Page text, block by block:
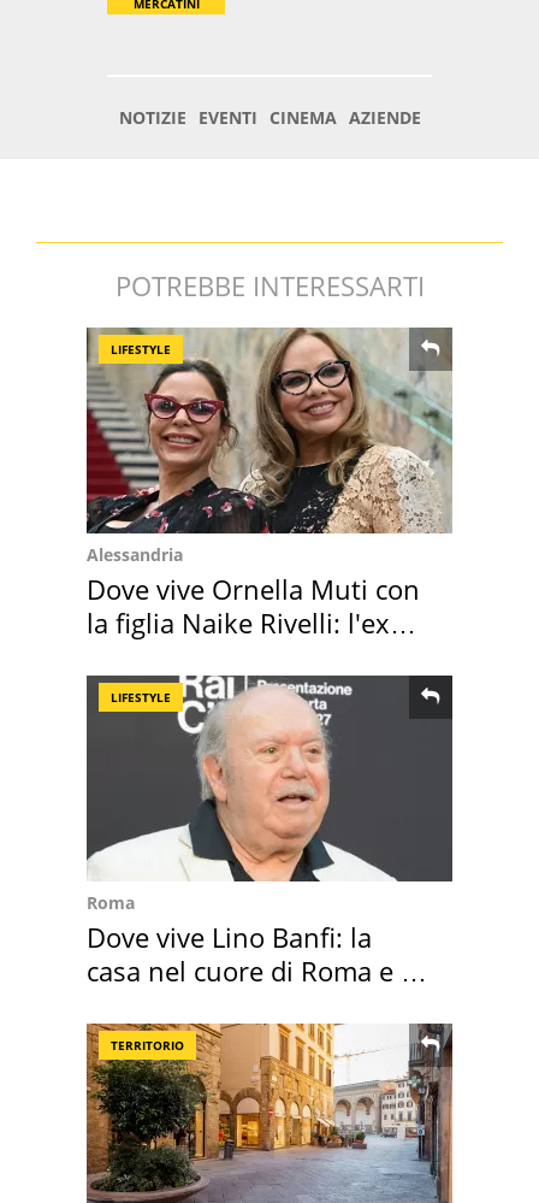
POTREBBE INTERESSARTI
LIFESTYLE
Alessandria
Dove vive Ornella Muti con
la figlia Naike Rivelli: l'ex
LIFESTYLE
Roma
Dove vive Lino Banfi: la
casa nel cuore di Roma e i
TERRITORIO